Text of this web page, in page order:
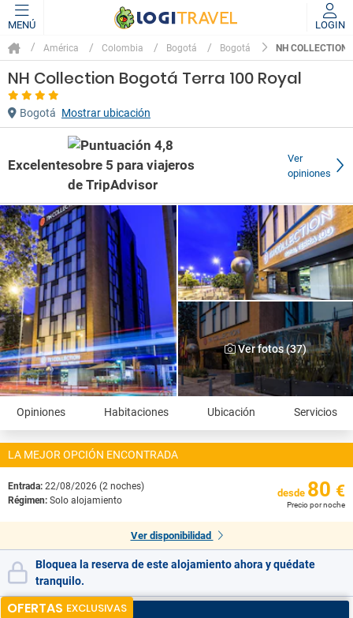
MENÚ LOGIN
América Colombia Bogotá Bogotá NH COLLECTION
NH Collection Bogotá Terra 100 Royal
Bogotá Mostrar ubicación
Excelente
Ver
opiniones
Ver fotos (37)
Opiniones Habitaciones Ubicación Servicios
LA MEJOR OPCIÓN ENCONTRADA
Entrada: 22/08/2026 (2 noches)
Régimen: Solo alojamiento
desde 80 €
Precio por noche
Ver disponibilidad
Bloquea la reserva de este alojamiento ahora y quédate
tranquilo.
OFERTAS EXCLUSIVAS